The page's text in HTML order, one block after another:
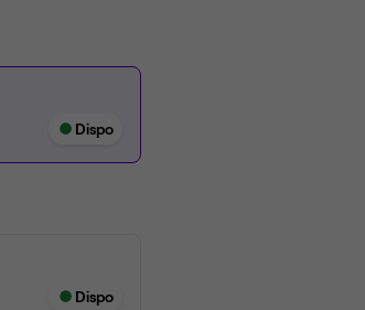
Dispo
Dispo